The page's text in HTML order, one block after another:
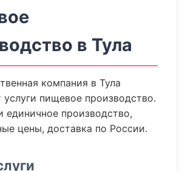
в Тула
компания в Тула
услуги пищевое производство.
единичное производство,
цены, доставка по России.